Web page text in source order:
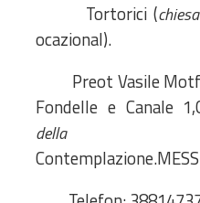
Tortorici (
ocazional).
Preot Vasile
Fondelle e Canale
della